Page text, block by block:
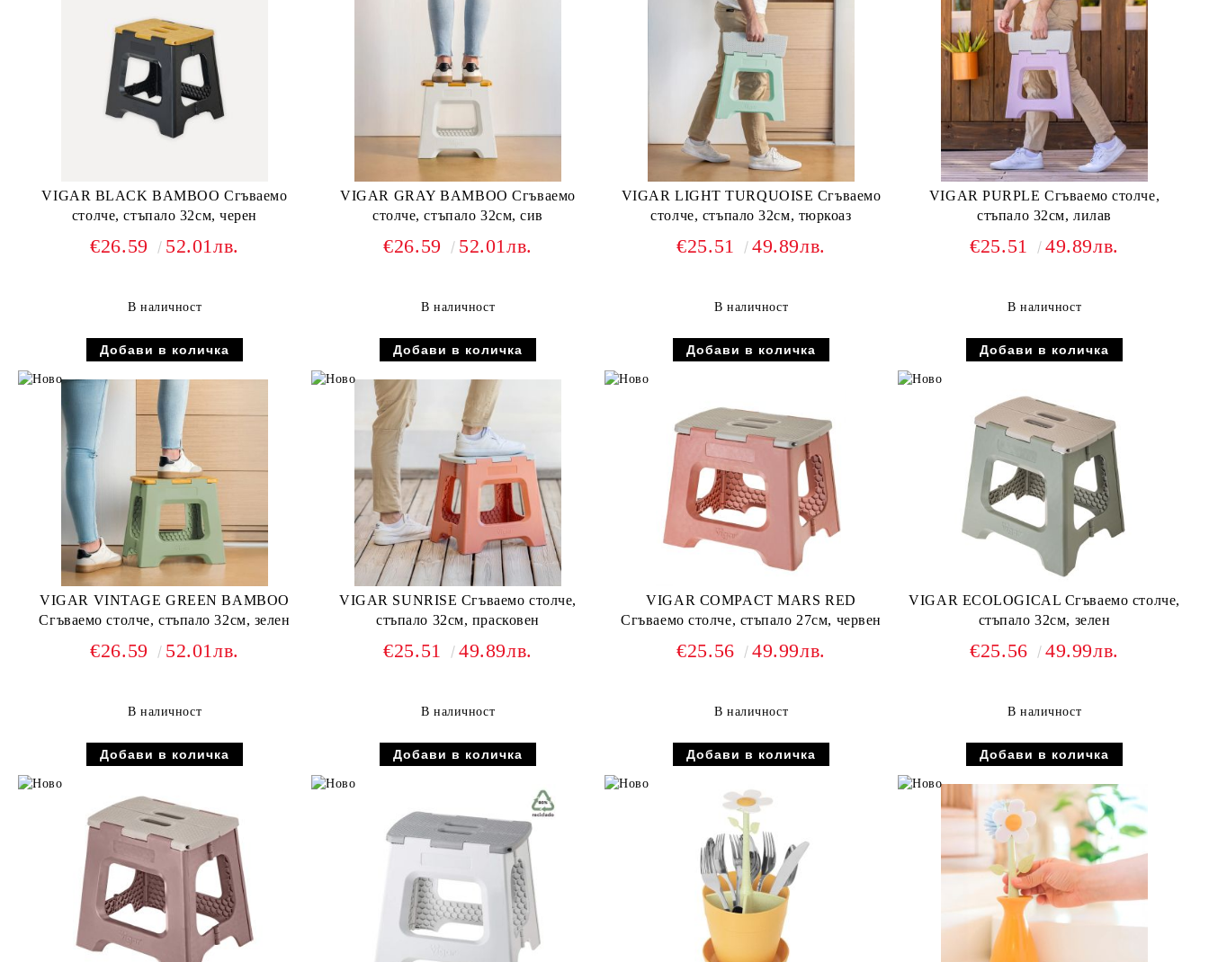
VIGAR BLACK BAMBOO Сгъваемо
столче, стъпало 32см, черен
€26.59 52.01лв.
В наличност
VIGAR GRAY BAMBOO Сгъваемо
столче, стъпало 32см, сив
€26.59 52.01лв.
В наличност
VIGAR LIGHT TURQUOISE Сгъваемо
столче, стъпало 32см, тюркоаз
€25.51 49.89лв.
В наличност
VIGAR PURPLE Сгъваемо столче,
стъпало 32см, лилав
€25.51 49.89лв.
В наличност
VIGAR VINTAGE GREEN BAMBOO
Сгъваемо столче, стъпало 32см, зелен
€26.59 52.01лв.
В наличност
VIGAR SUNRISE Сгъваемо столче,
стъпало 32см, прасковен
€25.51 49.89лв.
В наличност
VIGAR COMPACT MARS RED
Сгъваемо столче, стъпало 27см, червен
€25.56 49.99лв.
В наличност
VIGAR ECOLOGICAL Сгъваемо столче,
стъпало 32см, зелен
€25.56 49.99лв.
В наличност